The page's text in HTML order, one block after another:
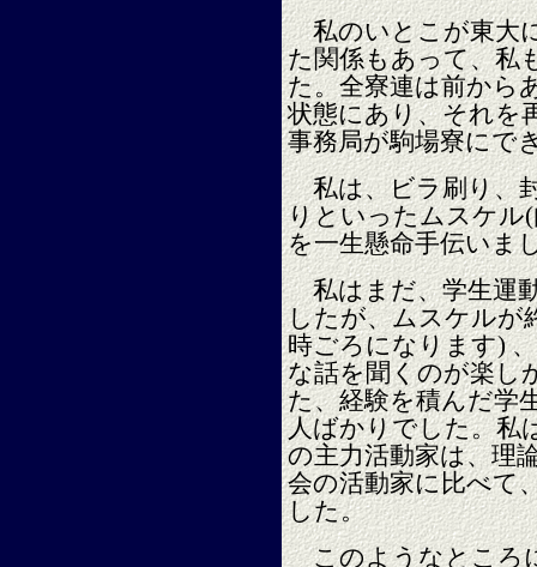
私のいとこが東大
た関係もあって、私
た。全寮連は前から
状態にあり、それを
事務局が駒場寮にで
私は、ビラ刷り、
りといったムスケル
を一生懸命手伝いま
私はまだ、学生運
したが、ムスケルが
時ごろになります)
な話を聞くのが楽し
た、経験を積んだ学
人ばかりでした。私
の主力活動家は、理
会の活動家に比べて
した。
このようなところ